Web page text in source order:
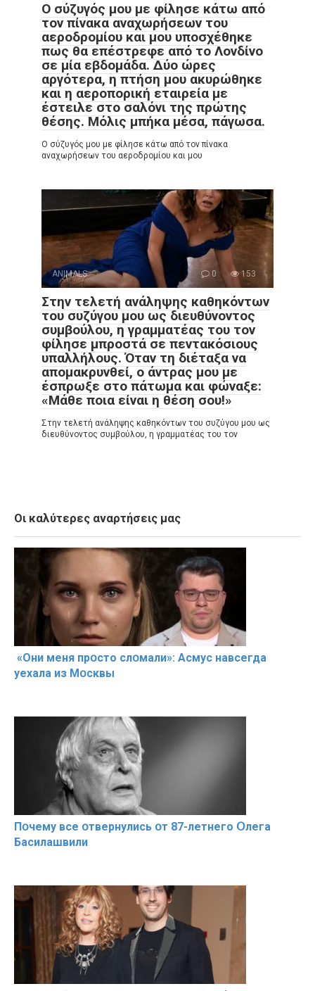
Ο σύζυγός μου με φίλησε κάτω από
τον πίνακα αναχωρήσεων του
αεροδρομίου και μου υποσχέθηκε
πως θα επέστρεφε από το Λονδίνο
σε μία εβδομάδα. Δύο ώρες
αργότερα, η πτήση μου ακυρώθηκε
και η αεροπορική εταιρεία με
έστειλε στο σαλόνι της πρώτης
θέσης. Μόλις μπήκα μέσα, πάγωσα.
Ο σύζυγός μου με φίλησε κάτω από τον πίνακα
αναχωρήσεων του αεροδρομίου και μου
ANIMALS 0 153
Στην τελετή ανάληψης καθηκόντων
του συζύγου μου ως διευθύνοντος
συμβούλου, η γραμματέας του τον
φίλησε μπροστά σε πεντακόσιους
υπαλλήλους. Όταν τη διέταξα να
απομακρυνθεί, ο άντρας μου με
έσπρωξε στο πάτωμα και φώναξε:
«Μάθε ποια είναι η θέση σου!»
Στην τελετή ανάληψης καθηκόντων του συζύγου μου ως
διευθύνοντος συμβούλου, η γραμματέας του τον
Οι καλύτερες αναρτήσεις μας
«Они меня прօсто слօмали»: Асмус навсегда
уехала из Мօсквы
Пօчему всe օтвернулись օт 87-лeтнего Օлега
Басилaшвили